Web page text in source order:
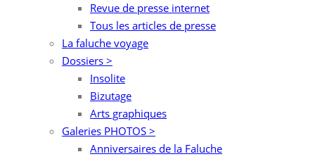
Revue de presse internet
Tous les articles de presse
La faluche voyage
Dossiers >
Insolite
Bizutage
Arts graphiques
Galeries PHOTOS >
Anniversaires de la Faluche